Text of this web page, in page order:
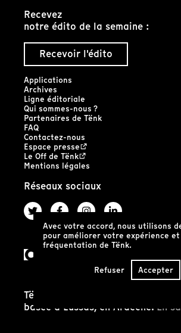
Avec votre accord, nous utilisons
pour améliorer votre expérience
fréquentation de Tënk.
Refuser Accepter
Recevez
notre édito de la semaine :
Recevoir l'édito
Applications
Archives
Ligne éditoriale
Qui sommes-nous ?
Partenaires de Tënk
FAQ
Contactez-nous
Espace presse
Le Off de Tënk
Mentions légales
Réseaux sociaux
Tënk est édité par la coopérative
basée à Lussas, en Ardèche. En